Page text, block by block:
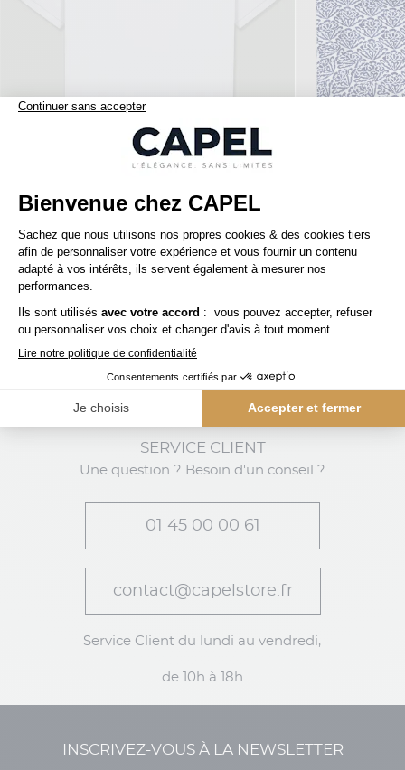
capel
Polo Col Baseball Capel Grande Taille
95,00 € capel
Brettelles Pieds De Poule Grande Taille
SERVICE CLIENT
Une question ? Besoin d'un conseil ?
01 45 00 00 61
contact@capelstore.fr
Service Client du lundi au vendredi,
de 10h à 18h
INSCRIVEZ-VOUS À LA NEWSLETTER